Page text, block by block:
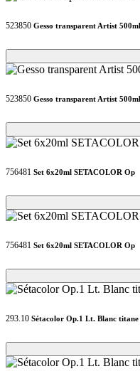
523850 Gesso transparent Artist 500ml
Loading...
Loading...
523850 Gesso transparent Artist 500ml
Loading...
Loading...
756481 Set 6x20ml SETACOLOR Op
Loading...
Loading...
756481 Set 6x20ml SETACOLOR Op
Loading...
Loading...
293.10 Sétacolor Op.1 Lt. Blanc titane
Loading...
Loading...